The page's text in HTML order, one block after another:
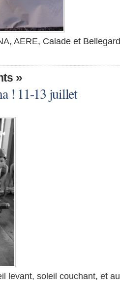
AERE, Calade et
»
! 11-13 juillet
levant, soleil couchant, et